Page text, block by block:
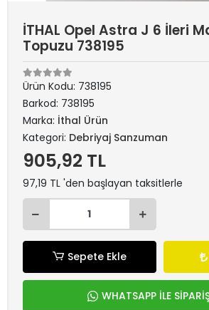
İTHAL Opel Astra J 6 İleri
Topuzu 738195
Ürün Kodu: 738195
Barkod: 738195
Marka: İthal Ürün
Kategori: Debriyaj Sanzuman
905,92 TL
97,19 TL 'den başlayan taksitlerle
Sepete Ekle
WHATSAPP İLE